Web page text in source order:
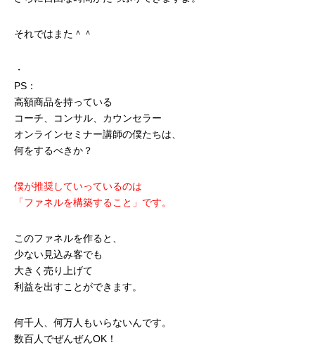
それではまた＾＾
・
PS：
高額商品を持っている
コーチ、コンサル、カウンセラー
オンラインセミナー講師の僕たちは、
何をするべきか？
僕が推奨していっているのは
「ファネルを構築すること」です。
このファネルを作ると、
少ない見込み客でも
大きく売り上げて
利益を出すことができます。
何千人、何万人もいらないんです。
数百人でぜんぜんOK！